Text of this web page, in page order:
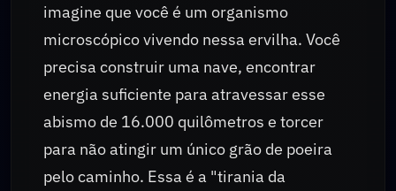
imagine que você é um organismo
microscópico vivendo nessa ervilha. Você
precisa construir uma nave, encontrar
energia suficiente para atravessar esse
abismo de 16.000 quilômetros e torcer
para não atingir um único grão de poeira
pelo caminho. Essa é a "tirania da